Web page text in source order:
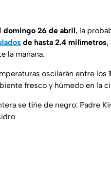
domingo 26 de abril, la
de hasta 2.4 milímetros,
la mañana.
oscilarán entre los
fresco y húmedo en la
se tiñe de negro: Padre